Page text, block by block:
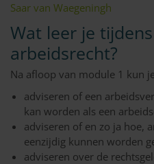
Saar van Waegeningh
Wat leer je
arbeidsrecht?
Na afloop van module 1 kun
adviseren of een
kan worden als een
adviseren of en zo ja hoe,
eenzijdig kunnen worden
adviseren over de